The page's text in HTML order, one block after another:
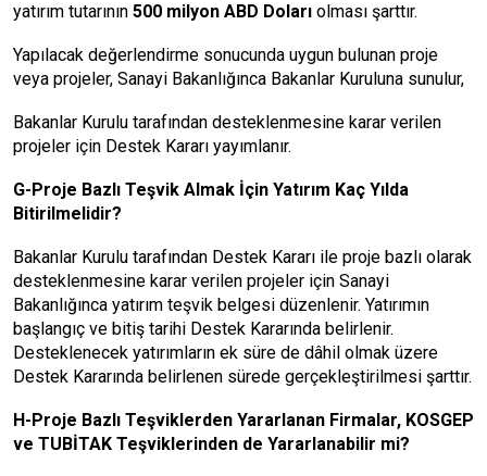
yatırım tutarının 500 milyon ABD Doları olması şarttır.
Yapılacak değerlendirme sonucunda uygun bulunan proje
veya projeler, Sanayi Bakanlığınca Bakanlar Kuruluna sunulur,
Bakanlar Kurulu tarafından desteklenmesine karar verilen
projeler için Destek Kararı yayımlanır.
G-Proje Bazlı Teşvik Almak İçin Yatırım Kaç Yılda
Bitirilmelidir?
Bakanlar Kurulu tarafından Destek Kararı ile proje bazlı olarak
desteklenmesine karar verilen projeler için Sanayi
Bakanlığınca yatırım teşvik belgesi düzenlenir. Yatırımın
başlangıç ve bitiş tarihi Destek Kararında belirlenir.
Desteklenecek yatırımların ek süre de dâhil olmak üzere
Destek Kararında belirlenen sürede gerçekleştirilmesi şarttır.
H-Proje Bazlı Teşviklerden Yararlanan Firmalar, KOSGEP
ve TUBİTAK Teşviklerinden de Yararlanabilir mi?